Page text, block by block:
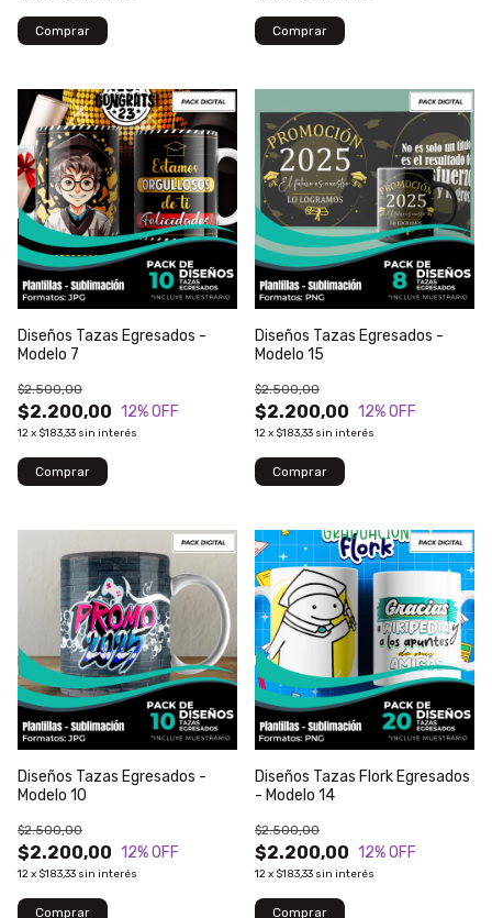
Diseños Tazas Egresados -
Modelo 7
$2.200,00
$2.500,00
12% OFF
12x $183,33 sin interés
Diseños Tazas Egresados -
Modelo 15
$2.200,00
$2.500,00
12% OFF
12x $183,33 sin interés
Diseños Tazas Egresados -
Modelo 10
$2.200,00
$2.500,00
12% OFF
12x $183,33 sin interés
Diseños Tazas Flork Egresados
- Modelo 14
$2.200,00
$2.500,00
12% OFF
12x $183,33 sin interés